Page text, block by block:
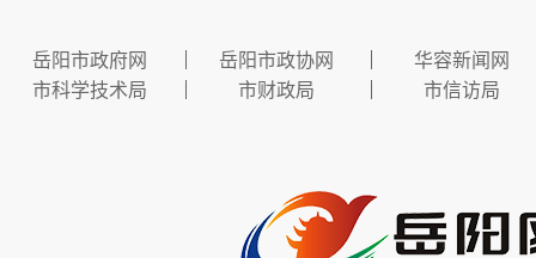
岳阳市政府网 岳阳市政协网
华容新闻网
市科学技术局
市财政局 市信访局